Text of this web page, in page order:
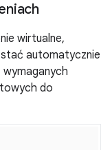
wirtualne,
automatycznie
wymaganych
do